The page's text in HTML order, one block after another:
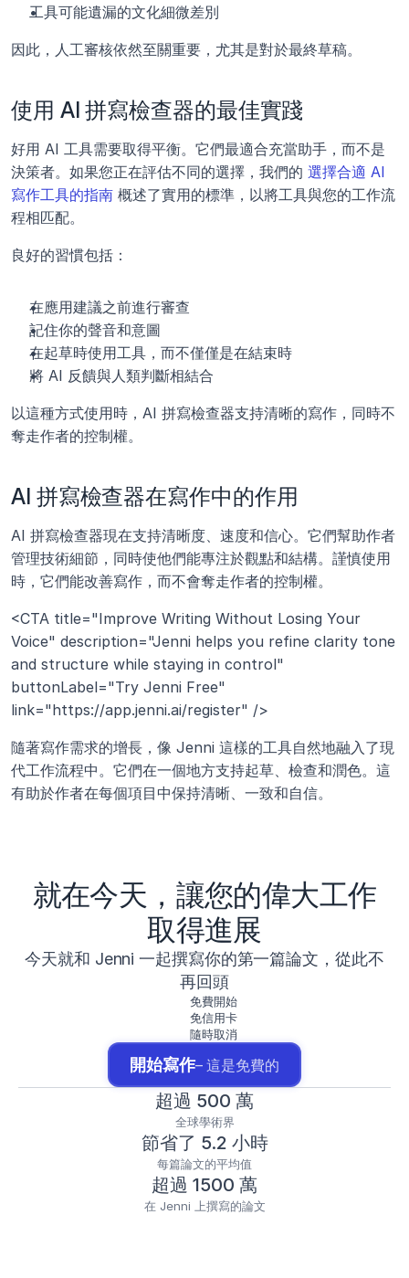
工具可能遺漏的文化細微差別
因此，人工審核依然至關重要，尤其是對於最終草稿。
使用 AI 拼寫檢查器的最佳實踐
好用 AI 工具需要取得平衡。它們最適合充當助手，而不是
決策者。如果您正在評估不同的選擇，我們的 選擇合適 AI
寫作工具的指南 概述了實用的標準，以將工具與您的工作流
程相匹配。
良好的習慣包括：
在應用建議之前進行審查
記住你的聲音和意圖
在起草時使用工具，而不僅僅是在結束時
將 AI 反饋與人類判斷相結合
以這種方式使用時，AI 拼寫檢查器支持清晰的寫作，同時不
奪走作者的控制權。
AI 拼寫檢查器在寫作中的作用
AI 拼寫檢查器現在支持清晰度、速度和信心。它們幫助作者
管理技術細節，同時使他們能專注於觀點和結構。謹慎使用
時，它們能改善寫作，而不會奪走作者的控制權。
<CTA title="Improve Writing Without Losing Your
Voice" description="Jenni helps you refine clarity tone
and structure while staying in control"
buttonLabel="Try Jenni Free"
link="https://app.jenni.ai/register" />
隨著寫作需求的增長，像 Jenni 這樣的工具自然地融入了現
代工作流程中。它們在一個地方支持起草、檢查和潤色。這
有助於作者在每個項目中保持清晰、一致和自信。
就在今天，讓您的偉大工作
取得進展
今天就和 Jenni 一起撰寫你的第一篇論文，從此不
再回頭
免費開始
免信用卡
隨時取消
開始寫作– 這是免費的
超過 500 萬
全球學術界
節省了 5.2 小時
每篇論文的平均值
超過 1500 萬
在 Jenni 上撰寫的論文